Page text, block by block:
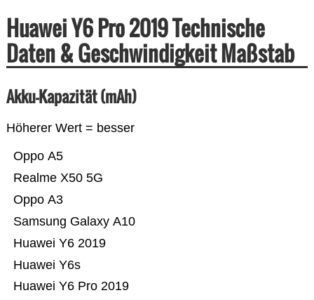
Huawei Y6 Pro 2019 Technische
Daten & Geschwindigkeit Maßstab
Akku-Kapazität (mAh)
Höherer Wert = besser
Huawei Y6 Pro 2019
Huawei Y6s
Huawei Y6 2019
Samsung Galaxy A10
Oppo A3
Realme X50 5G
Oppo A5